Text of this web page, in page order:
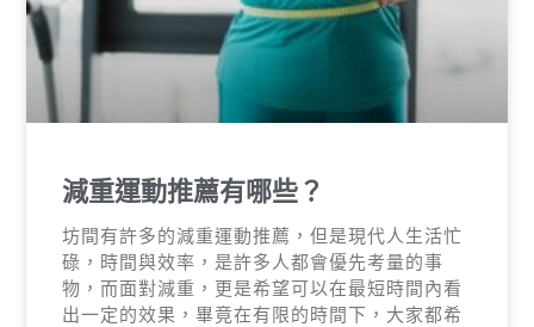
減重運動推薦有哪些？
坊間有許多的減重運動推薦，但是現代人生活忙
碌，時間與效率，是許多人都會優先考量的事
物，而面對減重，更是希望可以在最短時間內看
出一定的效果，畢竟在有限的時間下，大家都希